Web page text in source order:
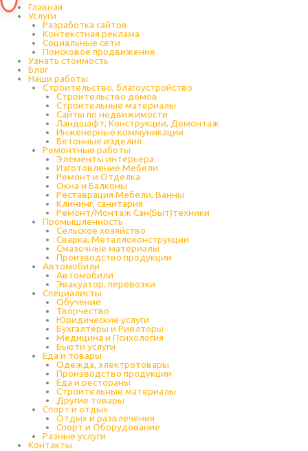
Главная
Услуги
Разработка сайтов
Контекстная реклама
Социальные сети
Поисковое продвижение
Узнать стоимость
Блог
Наши работы
Строительство, благоустройство
Строительство домов
Строительные материалы
Сайты по недвижимости
Ландшафт, Конструкции, Демонтаж
Инженерные коммуникации
Бетонные изделия
Ремонтные работы
Элементы интерьера
Изготовление Мебели
Ремонт и Отделка
Окна и Балконы
Реставрация Мебели, Ванны
Клининг, санитария
Ремонт/Монтаж Сан(Быт)техники
Промышленность
Cельское хозяйство
Сварка, Металлоконструкции
Cмазочные материалы
Производство продукции
Автомобили
Автомобили
Эвакуатор, перевозки
Специалисты
Обучение
Творчество
Юридические услуги
Бухгалтеры и Риелторы
Медицина и Психология
Бьюти услуги
Еда и товары
Одежда, электротовары
Производство продукции
Еда и рестораны
Строительные материалы
Другие товары
Спорт и отдых
Отдых и развлечения
Спорт и Оборудование
Разные услуги
Контакты